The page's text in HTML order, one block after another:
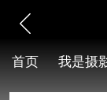
首页 我是摄